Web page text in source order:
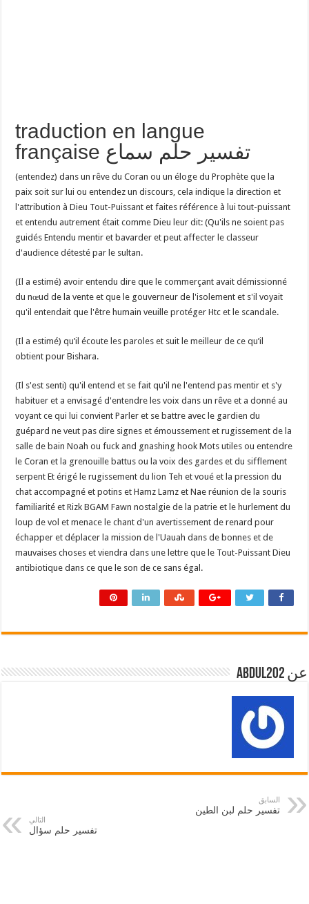
traduction en langue
française تفسير حلم سماع
(entendez) dans un rêve du Coran ou un éloge du Prophète que la
paix soit sur lui ou entendez un discours, cela indique la direction et
l'attribution à Dieu Tout-Puissant et faites référence à lui tout-puissant
et entendu autrement était comme Dieu leur dit: (Qu'ils ne soient pas
guidés Entendu mentir et bavarder et peut affecter le classeur
d'audience détesté par le sultan.
(Il a estimé) avoir entendu dire que le commerçant avait démissionné
du nœud de la vente et que le gouverneur de l'isolement et s'il voyait
qu'il entendait que l'être humain veuille protéger Htc et le scandale.
(Il a estimé) qu’il écoute les paroles et suit le meilleur de ce qu’il
obtient pour Bishara.
(Il s'est senti) qu'il entend et se fait qu'il ne l'entend pas mentir et s'y
habituer et a envisagé d'entendre les voix dans un rêve et a donné au
voyant ce qui lui convient Parler et se battre avec le gardien du
guépard ne veut pas dire signes et émoussement et rugissement de la
salle de bain Noah ou fuck and gnashing hook Mots utiles ou entendre
le Coran et la grenouille battus ou la voix des gardes et du sifflement
serpent Et érigé le rugissement du lion Teh et voué et la pression du
chat accompagné et potins et Hamz Lamz et Nae réunion de la souris
familiarité et Rizk BGAM Fawn nostalgie de la patrie et le hurlement du
loup de vol et menace le chant d'un avertissement de renard pour
échapper et déplacer la mission de l'Uauah dans de bonnes et de
mauvaises choses et viendra dans une lettre que le Tout-Puissant Dieu
antibiotique dans ce que le son de ce sans égal.
عن abdul202
السابق
تفسير حلم لبن الطين
التالي
تفسير حلم سؤال